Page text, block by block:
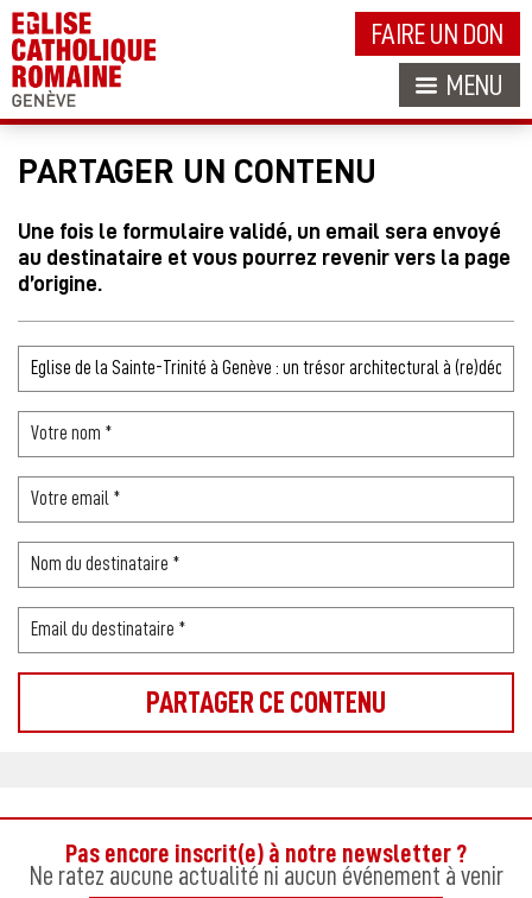
FAIRE UN DON
MENU
PARTAGER UN CONTENU
Une fois le formulaire validé, un email sera envoyé
au destinataire et vous pourrez revenir vers la page
d’origine.
Pas encore inscrit(e) à notre newsletter ?
Ne ratez aucune actualité ni aucun événement à venir